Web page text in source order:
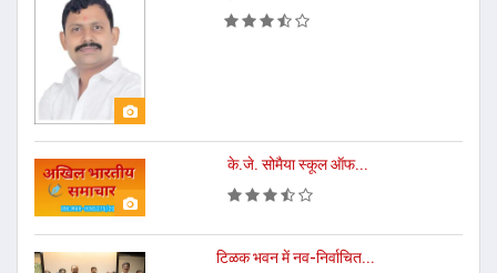
के.जे. सोमैया स्कूल ऑफ...
टिळक भवन में नव-निर्वाचित...